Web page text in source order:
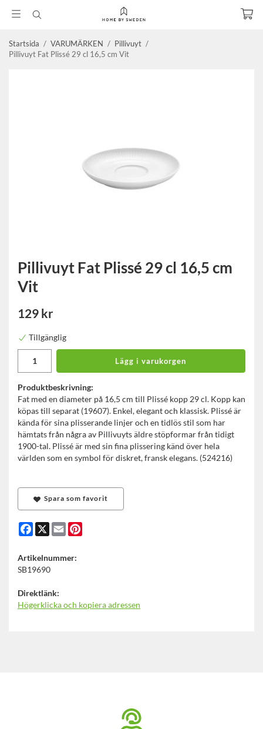
Startsida / VARUMÄRKEN / Pillivuyt /
Pillivuyt Fat Plissé 29 cl 16,5 cm Vit
Pillivuyt Fat Plissé 29 cl 16,5 cm
Vit
129 kr
Tillgänglig
Lägg i varukorgen
Produktbeskrivning:
Fat med en diameter på 16,5 cm till Plissé kopp 29 cl. Kopp kan
köpas till separat (19607). Enkel, elegant och klassisk. Plissé är
kända för sina plisserande linjer och en tidlös stil som har
hämtats från några av Pillivuyts äldre stöpformar från tidigt
1900-tal. Plissé är med sin fina plissering känd över hela
världen som en symbol för diskret, fransk elegans. (524216)
Spara som favorit
Facebook
X Email
Artikelnummer:
SB19690
Direktlänk:
Högerklicka och kopiera adressen